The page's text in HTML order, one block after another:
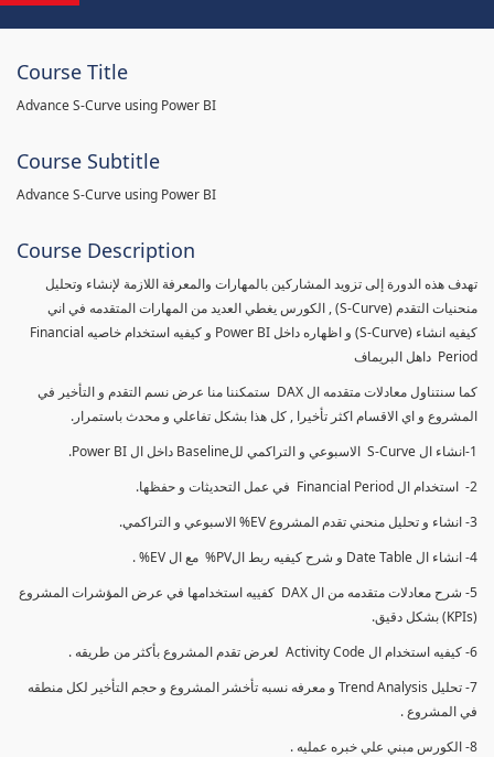
Course Title
Advance S-Curve using Power BI
Course Subtitle
Advance S-Curve using Power BI
Course Description
تهدف هذه الدورة إلى تزويد المشاركين بالمهارات والمعرفة اللازمة لإنشاء وتحليل
منحنيات التقدم (S-Curve) , الكورس يغطي العديد من المهارات المتقدمه في اني
كيفيه انشاء (S-Curve) و اظهاره داخل Power BI و كيفيه استخدام خاصيه Financial
Period داهل البريماف
كما سنتناول معادلات متقدمه ال DAX ستمكننا منا عرض نسم التقدم و التأخير في
المشروع و اي الاقسام اكثر تأخيرا , كل هذا بشكل تفاعلي و محدث باستمرار.
1-انشاء ال S-Curve الاسبوعي و التراكمي للBaseline داخل ال Power BI.
2- استخدام ال Financial Period في عمل التحديثات و حفظها.
3- انشاء و تحليل منحني تقدم المشروع EV% الاسبوعي و التراكمي.
4- انشاء ال Date Table و شرح كيفيه ربط الPV% مع ال EV% .
5- شرح معادلات متقدمه من ال DAX كفييه استخدامها في عرض المؤشرات المشروع
(KPIs) بشكل دقيق.
6- كيفيه استخدام ال Activity Code لعرض تقدم المشروع بأكثر من طريقه .
7- تحليل Trend Analysis و معرفه نسبه تأخشر المشروع و حجم التأخير لكل منطقه
في المشروع .
8- الكورس مبني علي خبره عمليه .